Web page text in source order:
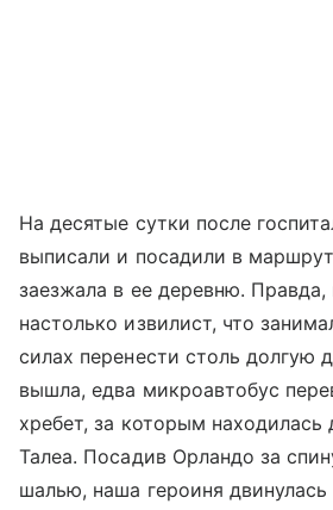
На десятые сутки после
выписали и посадили в
заезжала в ее деревню. Правда,
настолько извилист, что
силах перенести столь долгую
вышла, едва микроавтобус
хребет, за которым
Талеа. Посадив Орландо за
шалью, наша героиня